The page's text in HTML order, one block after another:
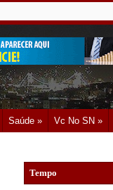
Saúde » Vc No SN »
Tempo